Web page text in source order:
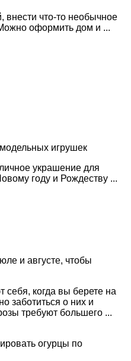
внести что-то необычное
оформить дом и ...
игрушек
украшение для
году и Рождеству ...
и августе, чтобы
себя, когда вы берете на
заботиться о них и
требуют большего ...
огурцы по